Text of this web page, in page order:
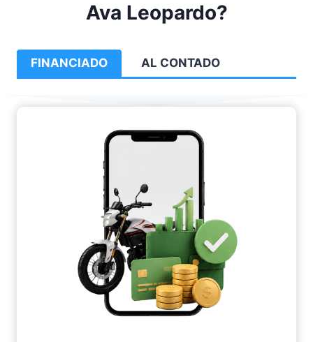
Ava Leopardo?
FINANCIADO AL CONTADO